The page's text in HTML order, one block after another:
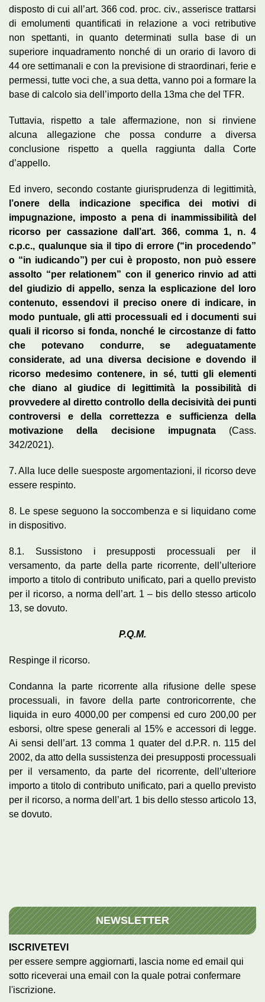
disposto di cui all’art. 366 cod. proc. civ., asserisce trattarsi
di emolumenti quantificati in relazione a voci retributive
non spettanti, in quanto determinati sulla base di un
superiore inquadramento nonché di un orario di lavoro di
44 ore settimanali e con la previsione di straordinari, ferie e
permessi, tutte voci che, a sua detta, vanno poi a formare la
base di calcolo sia dell’importo della 13ma che del TFR.
Tuttavia, rispetto a tale affermazione, non si rinviene
alcuna allegazione che possa condurre a diversa
conclusione rispetto a quella raggiunta dalla Corte
d’appello.
Ed invero, secondo costante giurisprudenza di legittimità,
l’onere della indicazione specifica dei motivi di
impugnazione, imposto a pena di inammissibilità del
ricorso per cassazione dall’art. 366, comma 1, n. 4
c.p.c., qualunque sia il tipo di errore (“in procedendo”
o “in iudicando”) per cui è proposto, non può essere
assolto “per relationem” con il generico rinvio ad atti
del giudizio di appello, senza la esplicazione del loro
contenuto, essendovi il preciso onere di indicare, in
modo puntuale, gli atti processuali ed i documenti sui
quali il ricorso si fonda, nonché le circostanze di fatto
che potevano condurre, se adeguatamente
considerate, ad una diversa decisione e dovendo il
ricorso medesimo contenere, in sé, tutti gli elementi
che diano al giudice di legittimità la possibilità di
provvedere al diretto controllo della decisività dei punti
controversi e della correttezza e sufficienza della
motivazione della decisione impugnata(Cass.
342/2021).
7. Alla luce delle suesposte argomentazioni, il ricorso deve
essere respinto.
8. Le spese seguono la soccombenza e si liquidano come
in dispositivo.
8.1. Sussistono i presupposti processuali per il
versamento, da parte della parte ricorrente, dell’ulteriore
importo a titolo di contributo unificato, pari a quello previsto
per il ricorso, a norma dell’art. 1 – bis dello stesso articolo
13, se dovuto.
P.Q.M.
Respinge il ricorso.
Condanna la parte ricorrente alla rifusione delle spese
processuali, in favore della parte controricorrente, che
liquida in euro 4000,00 per compensi ed curo 200,00 per
esborsi, oltre spese generali al 15% e accessori di legge.
Ai sensi dell’art. 13 comma 1 quater del d.P.R. n. 115 del
2002, da atto della sussistenza dei presupposti processuali
per il versamento, da parte del ricorrente, dell’ulteriore
importo a titolo di contributo unificato, pari a quello previsto
per il ricorso, a norma dell’art. 1 bis dello stesso articolo 13,
se dovuto.
NEWSLETTER
ISCRIVETEVI
per essere sempre aggiornarti, lascia nome ed email qui
sotto riceverai una email con la quale potrai confermare
l'iscrizione.